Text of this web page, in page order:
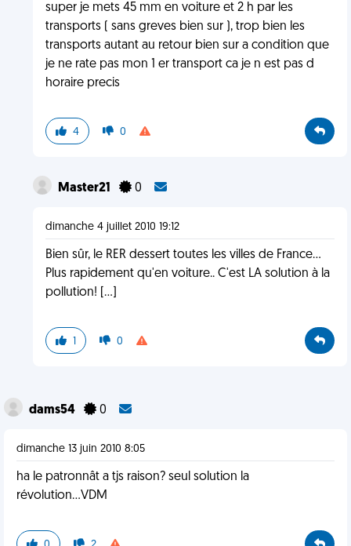
super je mets 45 mm en voiture et 2 h par les
transports ( sans greves bien sur ), trop bien les
transports autant au retour bien sur a condition que
je ne rate pas mon 1 er transport ca je n est pas d
horaire precis
4 0
Master21 0
dimanche 4 juillet 2010 19:12
Bien sûr, le RER dessert toutes les villes de France...
Plus rapidement qu'en voiture.. C'est LA solution à la
pollution! [...]
1 0
dams54 0
dimanche 13 juin 2010 8:05
ha le patronnât a tjs raison? seul solution la
révolution...VDM